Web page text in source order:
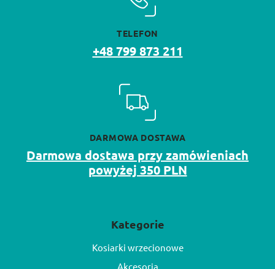
TELEFON
+48 799 873 211
DARMOWA DOSTAWA
Darmowa dostawa przy zamówieniach
powyżej 350 PLN
Kategorie
Kosiarki wrzecionowe
Akcesoria